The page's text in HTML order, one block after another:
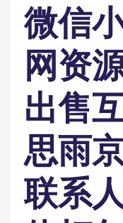
微信
网资
出售
思雨
联系